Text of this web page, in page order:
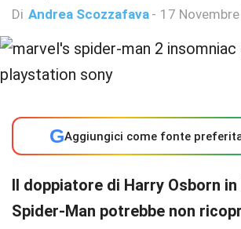
Di Andrea Scozzafava - 17
GAggiungici come fonte
Il doppiatore di Harry Osborn in
Spider-Man potrebbe non